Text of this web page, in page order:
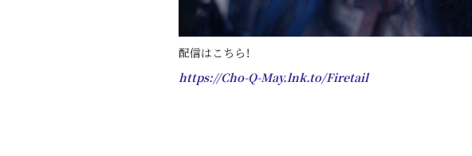
配信はこちら！
https://Cho-Q-May.lnk.to/Firetail